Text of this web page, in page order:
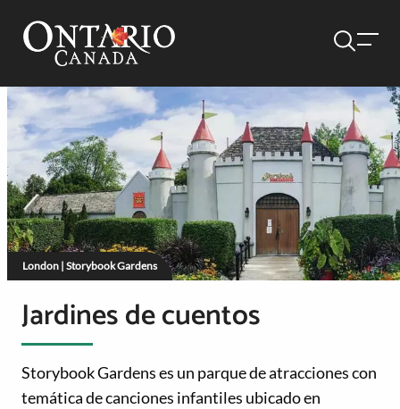
Jardines de cuentos
Storybook Gardens es un parque de atracciones con
temática de canciones infantiles ubicado en
London | Storybook Gardens